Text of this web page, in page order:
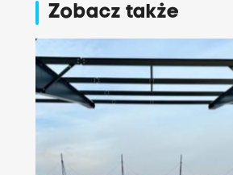
Zobacz także